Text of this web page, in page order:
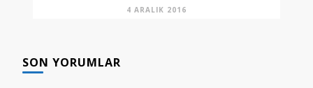
4 ARALIK 2016
SON YORUMLAR